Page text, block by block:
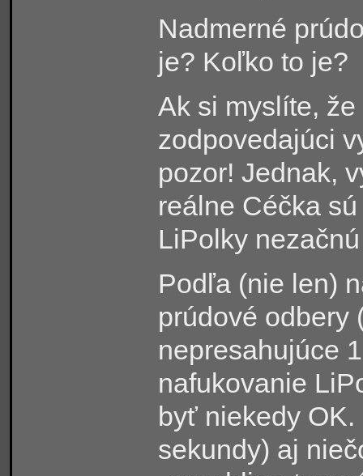
Nadmerné
je? Koľko to je?
Ak si myslíte,
zodpovedajúci
pozor! Jednak,
reálne Céčka
LiPolky
Podľa (nie len)
prúdové odbery
nepresahujúce
nafukovanie
byť niekedy
sekundy) aj